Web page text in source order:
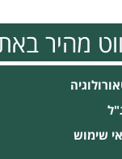
מהיר
שימוש